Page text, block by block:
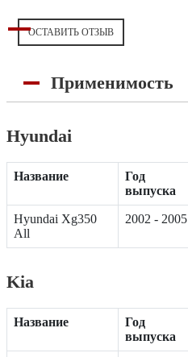
ОСТАВИТЬ ОТЗЫВ
Применимость
Hyundai
Название
Год
выпуска
Hyundai Xg350
All
2002 - 2005
Kia
Название
Год
выпуска